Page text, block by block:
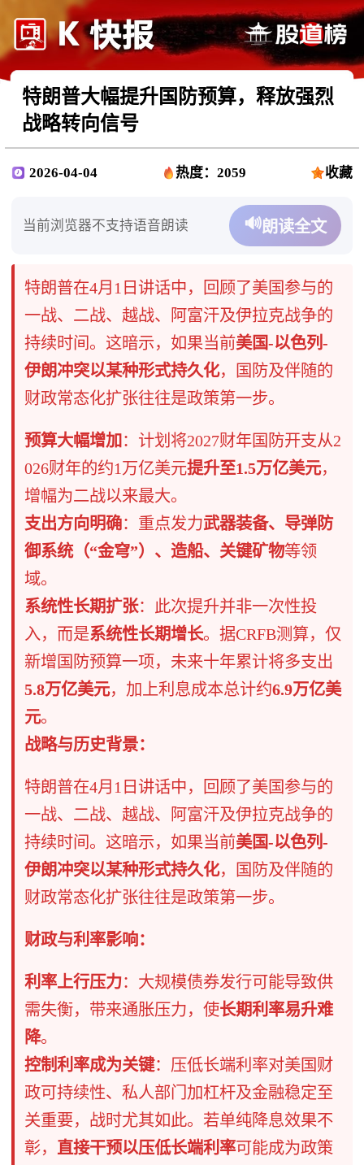
特朗普大幅提升国防预算，释放强烈
战略转向信号
2026-04-04 热度：2059 收藏
当前浏览器不支持语音朗读 🔊朗读全文
特朗普在4月1日讲话中，回顾了美国参与的
一战、二战、越战、阿富汗及伊拉克战争的
持续时间。这暗示，如果当前美国-以色列-
伊朗冲突以某种形式持久化，国防及伴随的
财政常态化扩张往往是政策第一步。
预算大幅增加：计划将2027财年国防开支从2
026财年的约1万亿美元提升至1.5万亿美元，
增幅为二战以来最大。
支出方向明确：重点发力武器装备、导弹防
御系统（“金穹”）、造船、关键矿物等领
域。
系统性长期扩张：此次提升并非一次性投
入，而是系统性长期增长。据CRFB测算，仅
新增国防预算一项，未来十年累计将多支出
5.8万亿美元，加上利息成本总计约6.9万亿美
元。
战略与历史背景：
特朗普在4月1日讲话中，回顾了美国参与的
一战、二战、越战、阿富汗及伊拉克战争的
持续时间。这暗示，如果当前美国-以色列-
伊朗冲突以某种形式持久化，国防及伴随的
财政常态化扩张往往是政策第一步。
财政与利率影响：
利率上行压力：大规模债券发行可能导致供
需失衡，带来通胀压力，使长期利率易升难
降。
控制利率成为关键：压低长端利率对美国财
政可持续性、私人部门加杠杆及金融稳定至
关重要，战时尤其如此。若单纯降息效果不
彰， 直接干预以压低长端利率可能成为政策